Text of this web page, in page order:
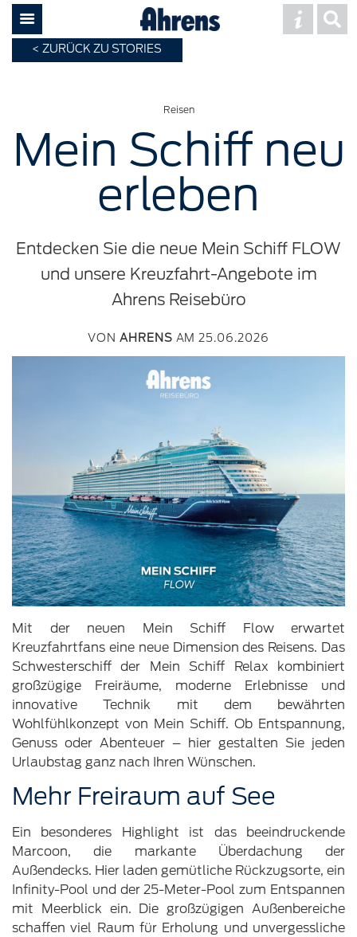
ZURÜCK ZU STORIES
Reisen
Mein Schiff neu
erleben
Entdecken Sie die neue Mein Schiff FLOW
und unsere Kreuzfahrt-Angebote im
Ahrens Reisebüro
VON AHRENS AM 25.06.2026
Mit der neuen Mein Schiff Flow erwartet
Kreuzfahrtfans eine neue Dimension des Reisens. Das
Schwesterschiff der Mein Schiff Relax kombiniert
großzügige Freiräume, moderne Erlebnisse und
innovative Technik mit dem bewährten
Wohlfühlkonzept von Mein Schiff. Ob Entspannung,
Genuss oder Abenteuer – hier gestalten Sie jeden
Urlaubstag ganz nach Ihren Wünschen.
Mehr Freiraum auf See
Ein besonderes Highlight ist das beeindruckende
Marcoon, die markante Überdachung der
Außendecks. Hier laden gemütliche Rückzugsorte, ein
Infinity-Pool und der 25-Meter-Pool zum Entspannen
mit Meerblick ein. Die großzügigen Außenbereiche
schaffen viel Raum für Erholung und unvergessliche